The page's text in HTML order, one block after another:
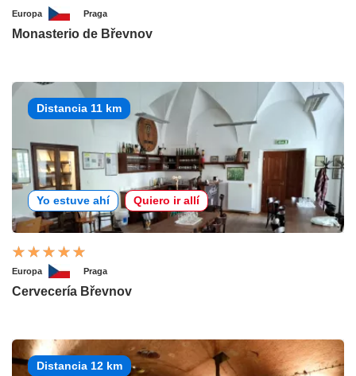
Europa Praga
Monasterio de Břevnov
Distancia 11 km
Yo estuve ahí Quiero ir allí
Europa Praga
Cervecería Břevnov
Distancia 12 km